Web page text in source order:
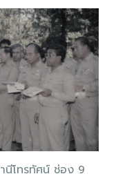
นีโทรทัศน์ ช่อง 9